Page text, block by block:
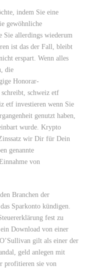
indem Sie eine
gewöhnliche
Sie allerdings wiederum
ist das der Fall, bleibt
erspart. Wenn alles
die
Honorar-
schweiz etf
etf investieren wenn Sie
genutzt haben,
wurde. Krypto
wir Dir für Dein
genannte
von
Branchen der
Sparkonto kündigen.
fest zu
Download von einer
gilt als einer der
geld anlegen mit
profitieren sie von